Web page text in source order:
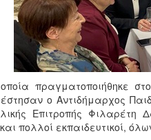
πραγματοποιήθηκε
ο Αντιδήμαρχος
Επιτροπής Φιλαρέτη
πολλοί εκπαιδευτικοί,